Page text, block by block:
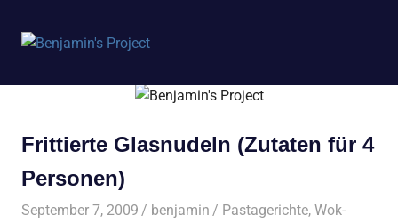
springen
Project
Frittierte Glasnudeln (Zutaten für 4
Personen)
September 7, 2009 benjamin Pastagerichte,Wok-